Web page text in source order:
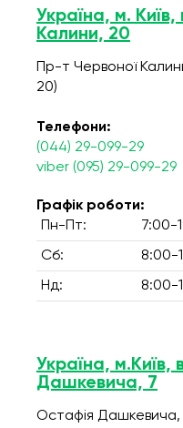
Україна, м.
Калини, 20
Пр-т Червоної
20)
Телефони:
(044) 29-099-29
viber (095) 29-099-29
Графік роботи:
Пн-Пт:
7:00-
Сб: 8:00-
Нд: 8:00-
Україна, м.Київ,
Дашкевича, 7
Остафія Дашкевича,